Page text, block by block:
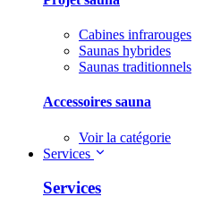
Cabines infrarouges
Saunas hybrides
Saunas traditionnels
Accessoires sauna
Voir la catégorie
Services
Services